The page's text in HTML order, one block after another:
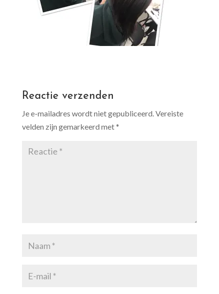
Reactie verzenden
Je e-mailadres wordt niet gepubliceerd. Vereiste
velden zijn gemarkeerd met*